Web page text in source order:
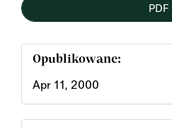
PDF
Opublikowane:
Apr 11, 2000